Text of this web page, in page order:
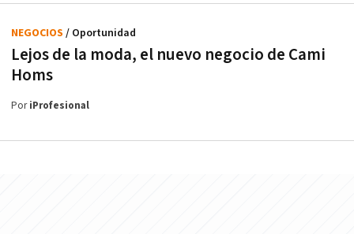
Lejos de la moda, el nuevo negocio de Cami
Homs
NEGOCIOS / Oportunidad
PoriProfesional